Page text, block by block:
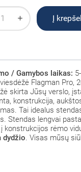
Į
/ Gamybos laikas:
Flagman Pro,
skirta Jūsų verslo,
konstrukcija,
Tai idealus
Stendas lengvai
konstrukcijos rėmo
dydžio. Visas mūsų